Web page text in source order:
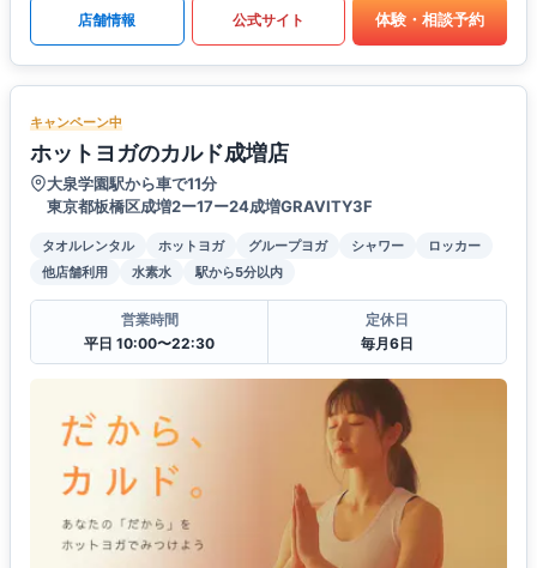
店舗情報 公式サイト 体験・相談予約
キャンペーン中
ホットヨガのカルド成増店
大泉学園駅から車で11分
東京都板橋区成増2ー17ー24成増GRAVITY3F
タオルレンタル ホットヨガ グループヨガ シャワー
ロッカー
他店舗利用
水素水 駅から5分以内
営業時間
平日 10:00〜22:30
定休日
毎月6日